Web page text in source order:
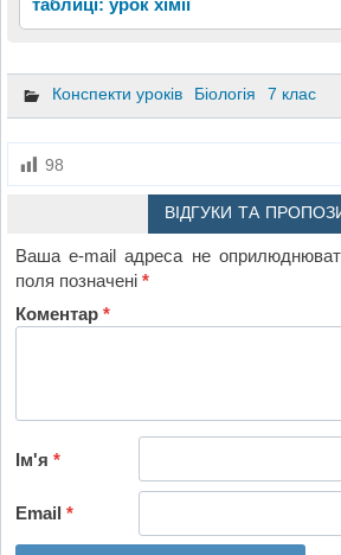
таблиці: урок хімії
Конспекти уроків Біологія 7 клас
98
ВІДГУКИ ТА
Ваша e-mail адреса не
поля позначені*
Коментар*
Ім'я*
Email*